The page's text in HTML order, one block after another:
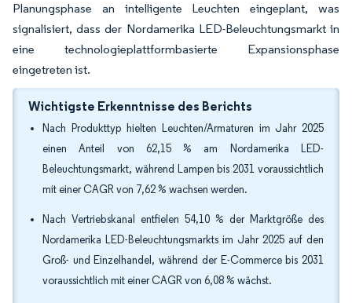
Planungsphase an intelligente Leuchten eingeplant, was
signalisiert, dass der Nordamerika LED-Beleuchtungsmarkt in
eine technologieplattformbasierte Expansionsphase
eingetreten ist.
Wichtigste Erkenntnisse des Berichts
Nach Produkttyp hielten Leuchten/Armaturen im Jahr 2025
einen Anteil von 62,15 % am Nordamerika LED-
Beleuchtungsmarkt, während Lampen bis 2031 voraussichtlich
mit einer CAGR von 7,62 % wachsen werden.
Nach Vertriebskanal entfielen 54,10 % der Marktgröße des
Nordamerika LED-Beleuchtungsmarkts im Jahr 2025 auf den
Groß- und Einzelhandel, während der E-Commerce bis 2031
voraussichtlich mit einer CAGR von 6,08 % wächst.